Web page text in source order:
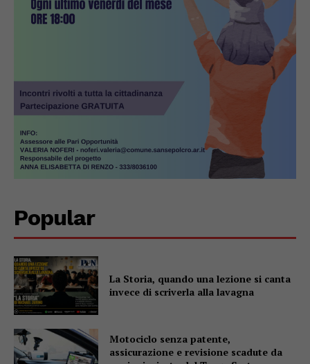
Popular
La Storia, quando una lezione si canta
invece di scriverla alla lavagna
Motociclo senza patente,
assicurazione e revisione scadute da